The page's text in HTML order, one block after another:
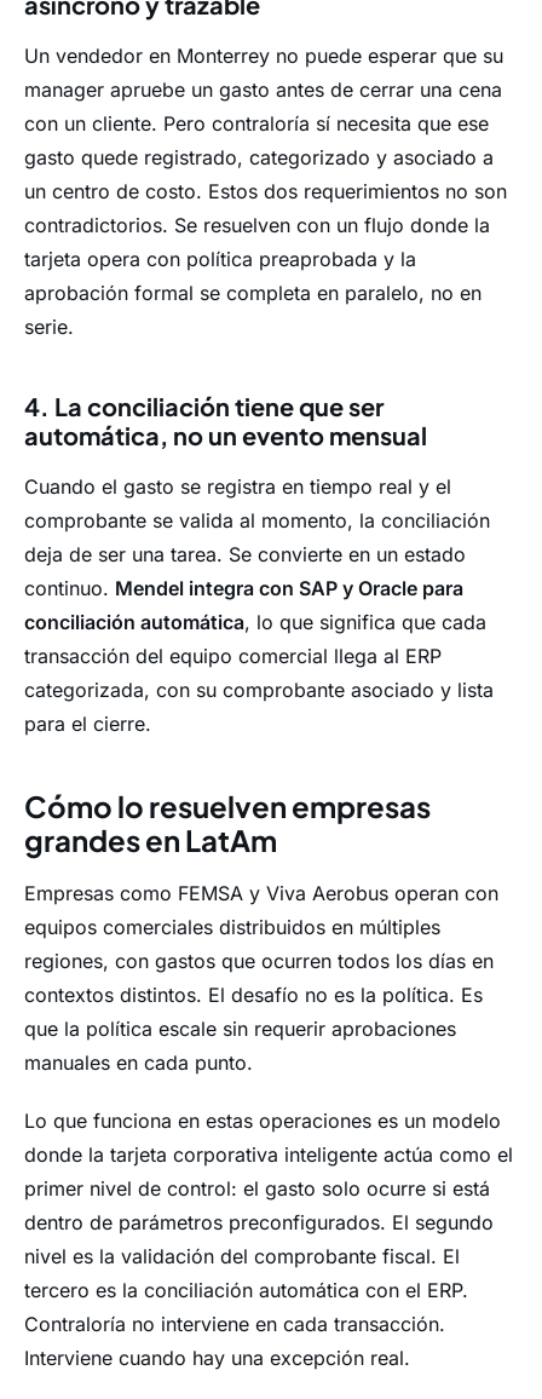
Un vendedor en Monterrey no puede esperar que su
manager apruebe un gasto antes de cerrar una cena
con un cliente. Pero contraloría sí necesita que ese
gasto quede registrado, categorizado y asociado a
un centro de costo. Estos dos requerimientos no son
contradictorios. Se resuelven con un flujo donde la
tarjeta opera con política preaprobada y la
aprobación formal se completa en paralelo, no en
serie.
4. La conciliación tiene que ser
automática, no un evento mensual
Cuando el gasto se registra en tiempo real y el
comprobante se valida al momento, la conciliación
deja de ser una tarea. Se convierte en un estado
continuo. Mendel integra con SAP y Oracle para
conciliación automática, lo que significa que cada
transacción del equipo comercial llega al ERP
categorizada, con su comprobante asociado y lista
para el cierre.
Cómo lo resuelven empresas
grandes en LatAm
Empresas como FEMSA y Viva Aerobus operan con
equipos comerciales distribuidos en múltiples
regiones, con gastos que ocurren todos los días en
contextos distintos. El desafío no es la política. Es
que la política escale sin requerir aprobaciones
manuales en cada punto.
Lo que funciona en estas operaciones es un modelo
donde la tarjeta corporativa inteligente actúa como el
primer nivel de control: el gasto solo ocurre si está
dentro de parámetros preconfigurados. El segundo
nivel es la validación del comprobante fiscal. El
tercero es la conciliación automática con el ERP.
Contraloría no interviene en cada transacción.
Interviene cuando hay una excepción real.